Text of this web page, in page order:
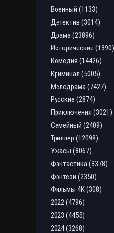
Военный (1133)
Детектив (3014)
Драма (23896)
Исторические (1390)
Комедия (14426)
Криминал (5005)
Мелодрама (7427)
Русские (2874)
Приключения (3021)
Семейный (2409)
Триллер (12098)
Ужасы (8067)
Фантастика (3378)
Фэнтези (2350)
Фильмы 4К (308)
2022 (4796)
2023 (4455)
2024 (3268)